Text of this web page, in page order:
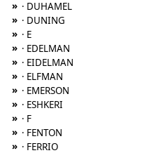
» · DUHAMEL
» · DUNING
» · E
» · EDELMAN
» · EIDELMAN
» · ELFMAN
» · EMERSON
» · ESHKERI
» · F
» · FENTON
» · FERRIO